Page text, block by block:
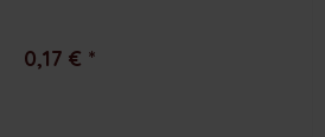
0,17 € *